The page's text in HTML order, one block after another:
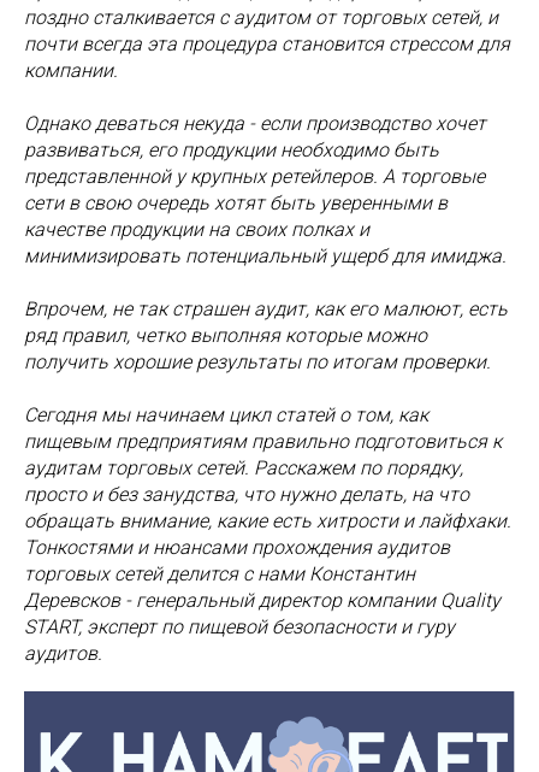
поздно сталкивается с аудитом от торговых сетей, и
почти всегда эта процедура становится стрессом для
компании.
Однако деваться некуда - если производство хочет
развиваться, его продукции необходимо быть
представленной у крупных ретейлеров. А торговые
сети в свою очередь хотят быть уверенными в
качестве продукции на своих полках и
минимизировать потенциальный ущерб для имиджа.
Впрочем, не так страшен аудит, как его малюют, есть
ряд правил, четко выполняя которые можно
получить хорошие результаты по итогам проверки.
Сегодня мы начинаем цикл статей о том, как
пищевым предприятиям правильно подготовиться к
аудитам торговых сетей. Расскажем по порядку,
просто и без занудства, что нужно делать, на что
обращать внимание, какие есть хитрости и лайфхаки.
Тонкостями и нюансами прохождения аудитов
торговых сетей делится с нами Константин
Деревсков - генеральный директор компании Quality
START, эксперт по пищевой безопасности и гуру
аудитов.